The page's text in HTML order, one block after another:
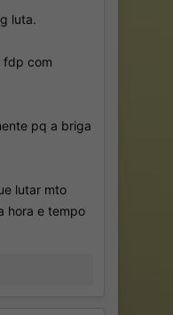
luta.
fdp com
pq a briga
lutar mto
hora e tempo